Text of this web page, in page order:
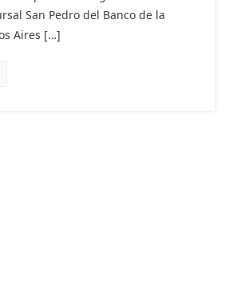
San Pedro del Banco de la
Aires […]